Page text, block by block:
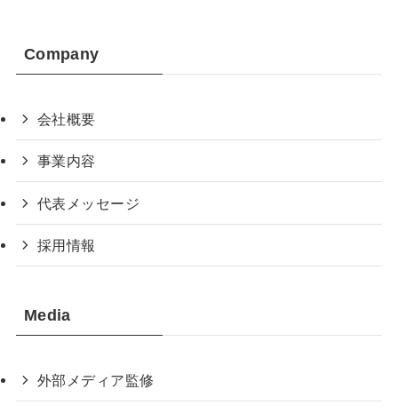
Company
会社概要
事業内容
代表メッセージ
採用情報
Media
外部メディア監修